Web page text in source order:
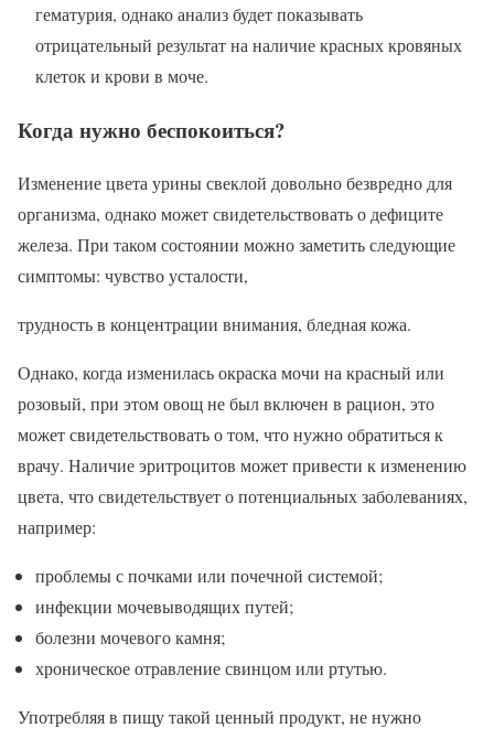
гематурия, однако анализ будет показывать
отрицательный результат на наличие красных кровяных
клеток и крови в моче.
Когда нужно беспокоиться?
Изменение цвета урины свеклой довольно безвредно для
организма, однако может свидетельствовать о дефиците
железа. При таком состоянии можно заметить следующие
симптомы: чувство усталости,
трудность в концентрации внимания, бледная кожа.
Однако, когда изменилась окраска мочи на красный или
розовый, при этом овощ не был включен в рацион, это
может свидетельствовать о том, что нужно обратиться к
врачу. Наличие эритроцитов может привести к изменению
цвета, что свидетельствует о потенциальных заболеваниях,
например:
проблемы с почками или почечной системой;
инфекции мочевыводящих путей;
болезни мочевого камня;
хроническое отравление свинцом или ртутью.
Употребляя в пищу такой ценный продукт, не нужно